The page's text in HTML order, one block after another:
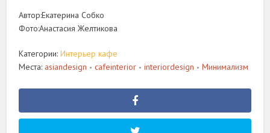
Автор:Екатерина Собко
Фото:Анастасия Желтикова
Категории:Интерьер кафе
Места: asiandesign • cafeinterior • interiordesign • Минимализм